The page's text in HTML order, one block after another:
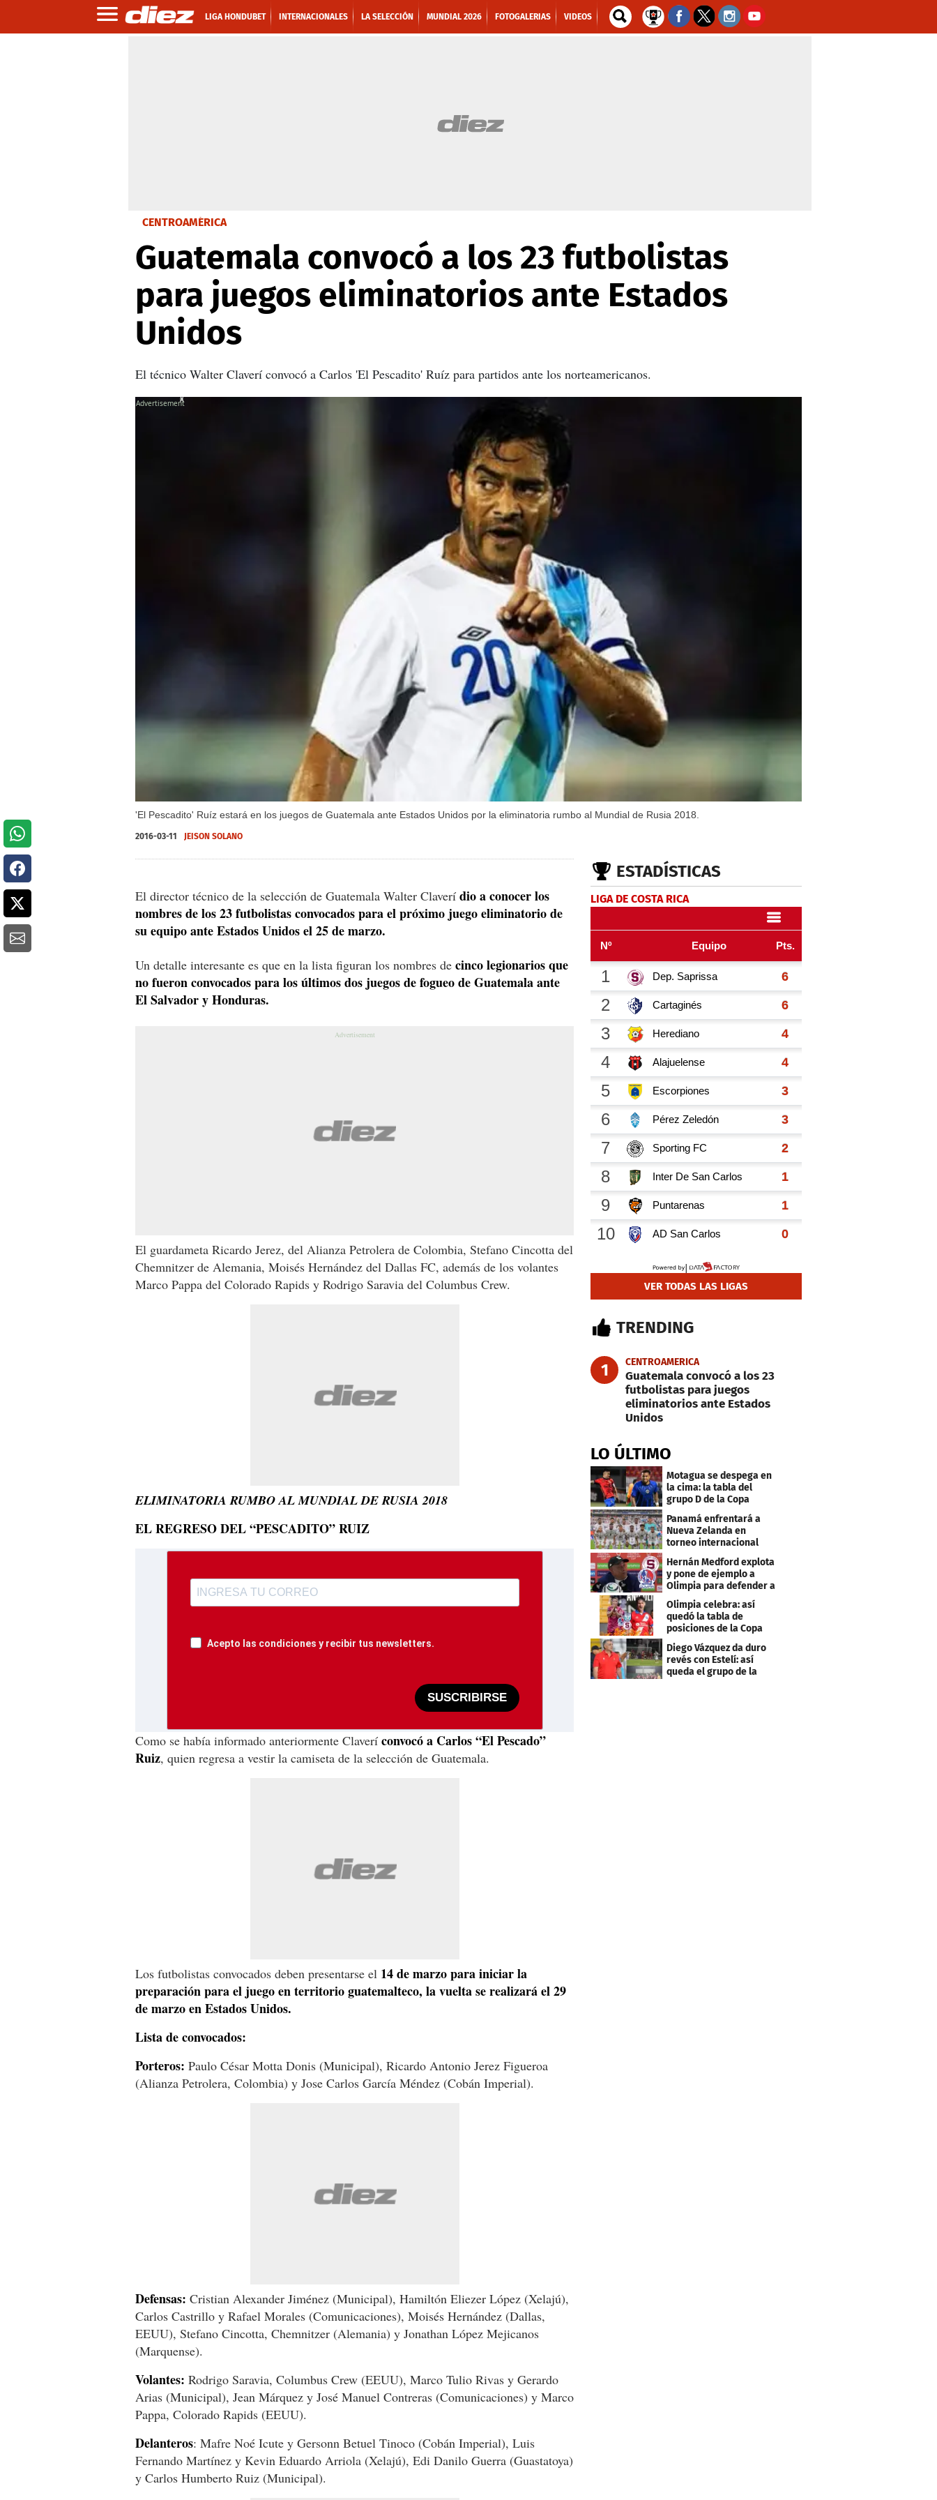
LIGA HONDUBET INTERNACIONALES LA SELECCIÓN MUNDIAL 2026 FOTOGALERIAS VIDEOS
CENTROAMÉRICA
Guatemala convocó a los 23 futbolistas
para juegos eliminatorios ante Estados
Unidos
El técnico Walter Claverí convocó a Carlos 'El Pescadito' Ruíz para partidos ante los norteamericanos.
'El Pescadito' Ruíz estará en los juegos de Guatemala ante Estados Unidos por la eliminatoria rumbo al Mundial de Rusia 2018.
X
2016-03-11 JEISON SOLANO
El director técnico de la selección de Guatemala Walter Claverí dio a conocer los
nombres de los 23 futbolistas convocados para el próximo juego eliminatorio de
su equipo ante Estados Unidos el 25 de marzo.
Un detalle interesante es que en la lista figuran los nombres de cinco legionarios que
no fueron convocados para los últimos dos juegos de fogueo de Guatemala ante
El Salvador y Honduras.
El guardameta Ricardo Jerez, del Alianza Petrolera de Colombia, Stefano Cincotta del
Chemnitzer de Alemania, Moisés Hernández del Dallas FC, además de los volantes
Marco Pappa del Colorado Rapids y Rodrigo Saravia del Columbus Crew.
ELIMINATORIA RUMBO AL MUNDIAL DE RUSIA 2018
EL REGRESO DEL “PESCADITO” RUIZ
Acepto las condiciones y recibir tus newsletters.
SUSCRIBIRSE
Como se había informado anteriormente Claverí convocó a Carlos “El Pescado”
Ruiz, quien regresa a vestir la camiseta de la selección de Guatemala.
Los futbolistas convocados deben presentarse el 14 de marzo para iniciar la
preparación para el juego en territorio guatemalteco, la vuelta se realizará el 29
de marzo en Estados Unidos.
Lista de convocados:
Porteros: Paulo César Motta Donis (Municipal), Ricardo Antonio Jerez Figueroa
(Alianza Petrolera, Colombia) y Jose Carlos García Méndez (Cobán Imperial).
Defensas: Cristian Alexander Jiménez (Municipal), Hamiltón Eliezer López (Xelajú),
Carlos Castrillo y Rafael Morales (Comunicaciones), Moisés Hernández (Dallas,
EEUU), Stefano Cincotta, Chemnitzer (Alemania) y Jonathan López Mejicanos
(Marquense).
Volantes: Rodrigo Saravia, Columbus Crew (EEUU), Marco Tulio Rivas y Gerardo
Arias (Municipal), Jean Márquez y José Manuel Contreras (Comunicaciones) y Marco
Pappa, Colorado Rapids (EEUU).
Delanteros: Mafre Noé Icute y Gersonn Betuel Tinoco (Cobán Imperial), Luis
Fernando Martínez y Kevin Eduardo Arriola (Xelajú), Edi Danilo Guerra (Guastatoya)
y Carlos Humberto Ruiz (Municipal).
ESTADÍSTICAS
LIGA DE COSTA RICA
VER TODAS LAS LIGAS
TRENDING
1 CENTROAMERICA
Guatemala convocó a los 23
futbolistas para juegos
eliminatorios ante Estados
Unidos
LO ÚLTIMO
Motagua se despega en
la cima: la tabla del
grupo D de la Copa
Centroamericana
Panamá enfrentará a
Nueva Zelanda en
torneo internacional
durante Fecha FIFA
Hernán Medford explota
y pone de ejemplo a
Olimpia para defender a
Saprissa
Olimpia celebra: así
quedó la tabla de
posiciones de la Copa
Centroamericana
Diego Vázquez da duro
revés con Estelí: así
queda el grupo de la